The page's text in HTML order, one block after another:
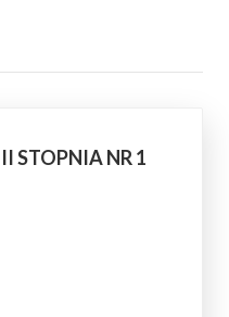
STOPNIA NR 1